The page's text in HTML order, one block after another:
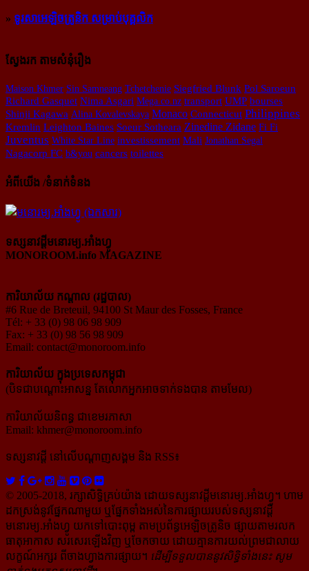
» ទូរសាអេឡិចត្រូនិក សម្រាប់បុគ្គលិក
ស្វែងរក តាមសំនុំរឿង
Maison Khmer Sin Samneang Tchetchenie Siegfried Blunk Pol Saroeun
Richard Gasquet Nima Asgari Mega.co.nz transport UMP bourses
Shinji Kagawa Alina Kovalevskaya Monaco Connecticut Philippines
Kremlin Leighton Baines Soeur Sotheara Zinedine Zidane Fi Fi
Juventus White Star Line investissement Mali Jonathan Segal
Nagacorp FC b&you cancers toilettes
អំពីយើង /ទំនាក់ទំនង
ទស្សនាវដ្ដីមនោរម្យ.អាំងហ្វូ
MONOROOM.info MAGAZINE
ការិយាល័យ កណ្ដាល (រដ្ឋបាល)
#6 Rue de Breteuil, 94100 St Maur des Fosses, France
Tél: + 33 (0) 98 06 98 909
Fax: + 33 (0) 98 56 98 909
Email: contact@monoroom.info
ការិយាល័យ ក្នុង​ប្រទេស​កម្ពុជា
(បិទជាបណ្ដោះអាសន្ន តែលោកអ្នកអាចទាក់ទងបាន តាមមែល)
ការិយាល័យនិពន្ធ ជាខេមរភាសា
Email: khmer@monoroom.info
ទស្សនាវដ្ដី​ នៅលើបណ្ដាញសង្គម និង RSS៖
© 2005-2018, រក្សាសិទ្ធិគ្រប់យ៉ាង ដោយទស្សនាវដ្ដី​មនោរម្យ.អាំងហ្វូ។ ហាម​
ដក​ស្រង់​នូវ​ផ្នែក​ណា​មួយ​ ឬ​ផ្នែក​ទាំង​អស់​នៃ​ការ​ផ្សាយ​របស់​ទស្សនាវដ្ដី​​
មនោរម្យ.អាំងហ្វូ យក​ទៅ​​បោះពុម្ព តាម​ប្រព័ន្ធ​អេឡិច​ត្រូនិច ផ្សាយ​តាម​រលក​
ធាតុអាកាស សរសេរ​ឡើង​វិញ ឬ​ចែក​ចាយ​ ដោយ​គ្មាន​ការ​យល់ព្រមជា​លាយ​
លក្ខណ៍​អក្សរ​ ពី​ចាងហ្វាង​ការ​ផ្សាយ​។ ដើម្បី​ទទួល​បាននូវសិទ្ធិ​ទាំងនេះ សូម​